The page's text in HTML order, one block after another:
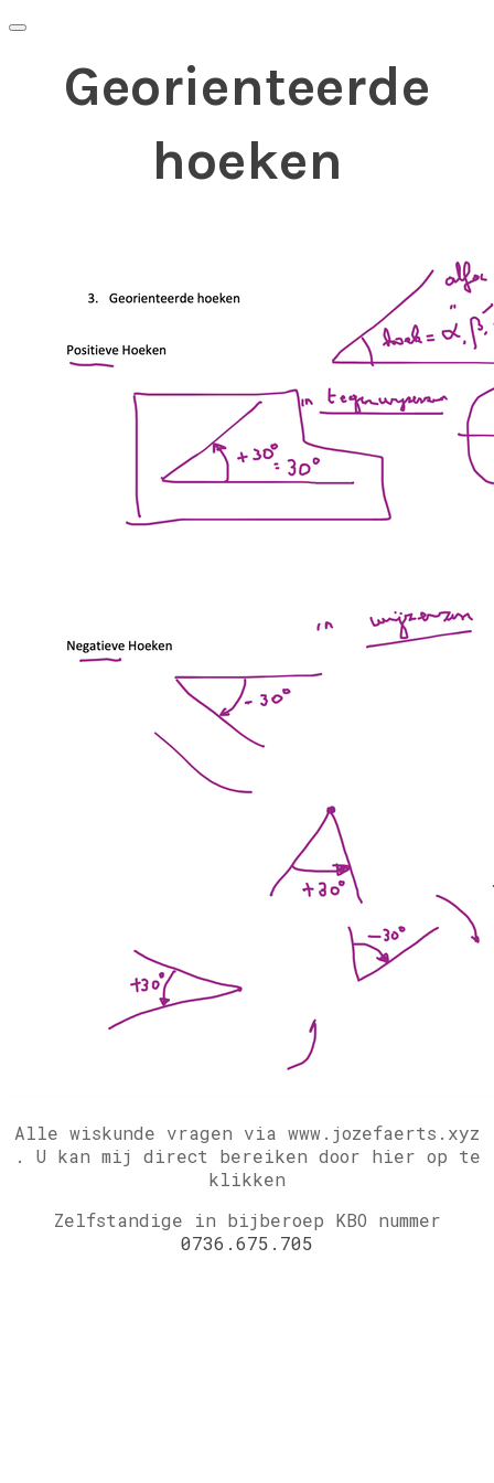
Georienteerde
hoeken
Alle wiskunde vragen via www.jozefaerts.xyz
. U kan mij direct bereiken door hier op te
klikken
Zelfstandige in bijberoep KBO nummer
0736.675.705